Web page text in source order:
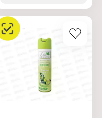
Производитель: Сибиар
Бренд: Gold wind
Тип товара: Освежитель
Название: "Grapefruit
Форма выпуска:
Объем: 300 мл